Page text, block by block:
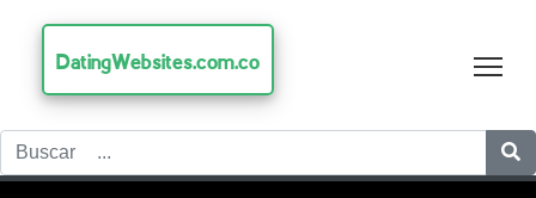
DatingWebsites.com.co